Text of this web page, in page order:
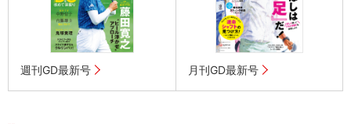
週刊GD最新号 月刊GD最新号